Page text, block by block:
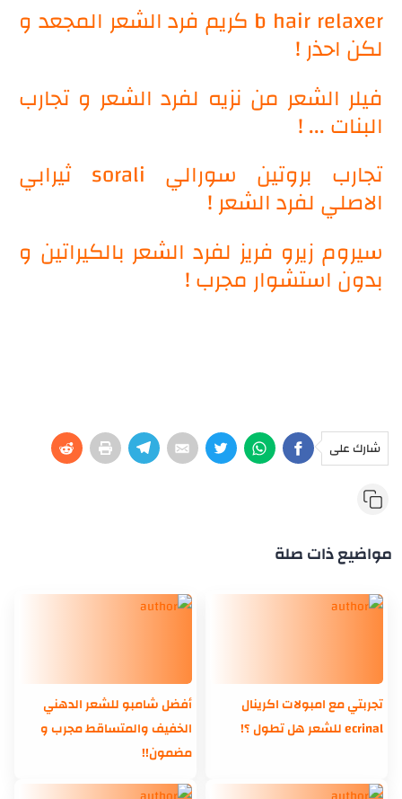
b hair relaxer كريم فرد الشعر المجعد و
لكن احذر !
فيلر الشعر من نزيه لفرد الشعر و تجارب
البنات ... !
تجارب بروتين سورالي sorali ثيرابي
الاصلي لفرد الشعر !
سيروم زيرو فريز لفرد الشعر بالكيراتين و
بدون استشوار مجرب !
شارك على
مواضيع ذات صلة
تجربتي مع امبولات اكرينال
ecrinal للشعر هل تطول ؟!
أفضل شامبو للشعر الدهني
الخفيف والمتساقط مجرب و
مضمون!!